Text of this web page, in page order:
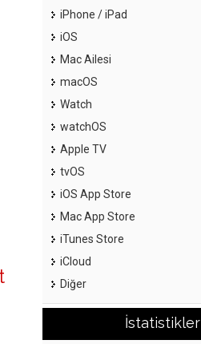
iPhone / iPad
iOS
Mac Ailesi
macOS
Watch
watchOS
Apple TV
tvOS
iOS App Store
Mac App Store
iTunes Store
iCloud
Diğer
İstatistikler